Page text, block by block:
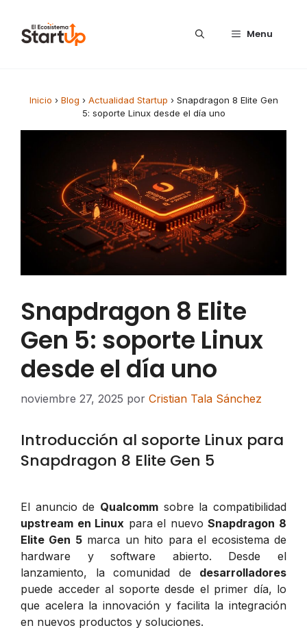
Menu
Inicio › Blog › Actualidad Startup › Snapdragon 8 Elite Gen
5: soporte Linux desde el día uno
Snapdragon 8 Elite
Gen 5: soporte Linux
desde el día uno
noviembre 27, 2025 por Cristian Tala Sánchez
Introducción al soporte Linux para
Snapdragon 8 Elite Gen 5
El anuncio de Qualcomm sobre la compatibilidad
upstream en Linux para el nuevoSnapdragon 8
Elite Gen 5marca un hito para el ecosistema de
hardware y software abierto. Desde el
lanzamiento, la comunidad de desarrolladores
puede acceder al soporte desde el primer día, lo
que acelera la innovación y facilita la integración
en nuevos productos y soluciones.